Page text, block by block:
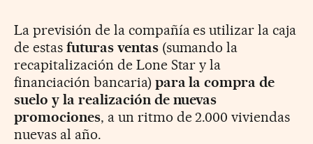
La previsión de la compañía es utilizar la caja
de estas futuras ventas(sumando la
recapitalización de Lone Star y la
financiación bancaria) para la compra de
suelo y la realización de nuevas
promociones, a un ritmo de 2.000 viviendas
nuevas al año.